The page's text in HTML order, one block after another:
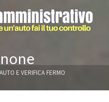
E VERIFICA FERMO